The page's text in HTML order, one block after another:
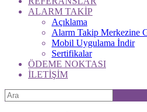
ALARM TAKİP
Açıklama
Alarm Takip Merkezine
Mobil Uygulama İndir
Sertifikalar
ÖDEME NOKTASI
İLETİŞİM